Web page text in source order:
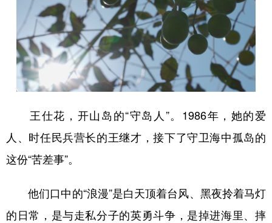
地方频道
北京 天津 河北 山西
浙江 安徽 福建 江西
四川 贵州 云南 西藏
王仕花，开山岛的“守岛人”。1986年，她的爱
人、时任民兵营长的王继才，接下了守卫海中孤岛的
这份“苦差事”。
他们口中的“浪漫”是白天顶着台风、黑夜拎着马灯
的日常，是与走私分子的英勇斗争，是掉进海里、摔